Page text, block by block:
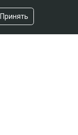
после
Принять